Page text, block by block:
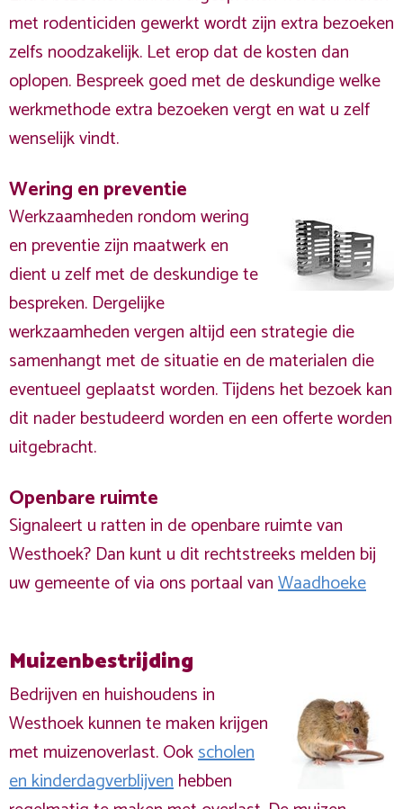
met rodenticiden gewerkt wordt zijn extra bezoeken
zelfs noodzakelijk. Let erop dat de kosten dan
oplopen. Bespreek goed met de deskundige welke
werkmethode extra bezoeken vergt en wat u zelf
wenselijk vindt.
Wering en preventie
Werkzaamheden rondom wering
en preventie zijn maatwerk en
dient u zelf met de deskundige te
bespreken. Dergelijke
werkzaamheden vergen altijd een strategie die
samenhangt met de situatie en de materialen die
eventueel geplaatst worden. Tijdens het bezoek kan
dit nader bestudeerd worden en een offerte worden
uitgebracht.
Openbare ruimte
Signaleert u ratten in de openbare ruimte van
Westhoek? Dan kunt u dit rechtstreeks melden bij
uw gemeente of via ons portaal vanWaadhoeke
Muizenbestrijding
Bedrijven en huishoudens in
Westhoek kunnen te maken krijgen
met muizenoverlast. Ookscholen
en kinderdagverblijvenhebben